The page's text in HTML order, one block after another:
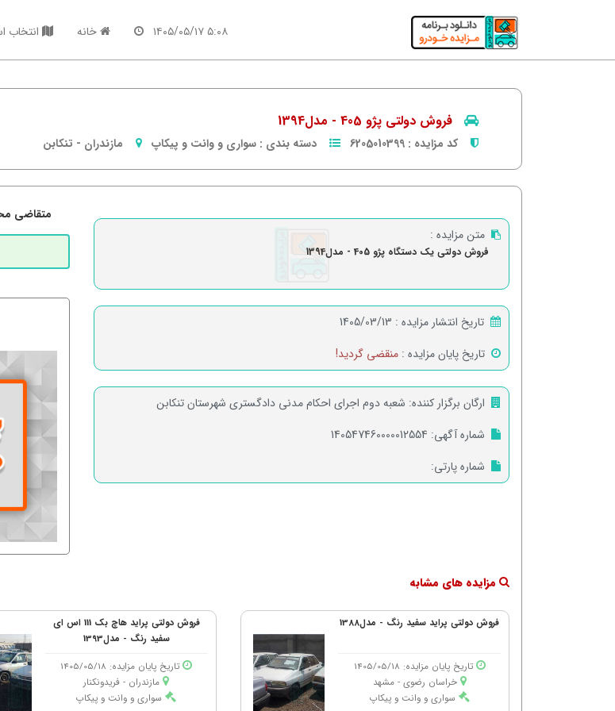
۵:۰۸ ۱۴۰۵/۰۵/۱۷ خانه انتخاب
فروش دولتی پژو 405 - مدل1394
کد مزایده : 6205010399 دسته بندی : سواری و وانت و پیکاپ مازندران - تنكابن
متن مزایده :
فروش دولتی یک دستگاه پژو 405 - مدل1394
تاریخ انتشار مزایده : 1405/03/13
تاریخ پایان مزایده : منقضی گردید!
ارگان برگزار کننده: شعبه دوم اجرای احکام مدنی دادگستری شهرستان تنکابن
شماره آگهی: 140547460000012554
شماره پارتی:
متقاضی
مزایده های مشابه
فروش دولتی پراید سفید رنگ - مدل1388
تاریخ پایان مزایده: 1405/05/18
خراسان رضوی - مشهد
سواری و وانت و پیکاپ
فروش دولتی پراید هاچ بک 111 اس ای
سفید رنگ - مدل1393
تاریخ پایان مزایده: 1405/05/18
مازندران - فریدونكنار
سواری و وانت و پیکاپ